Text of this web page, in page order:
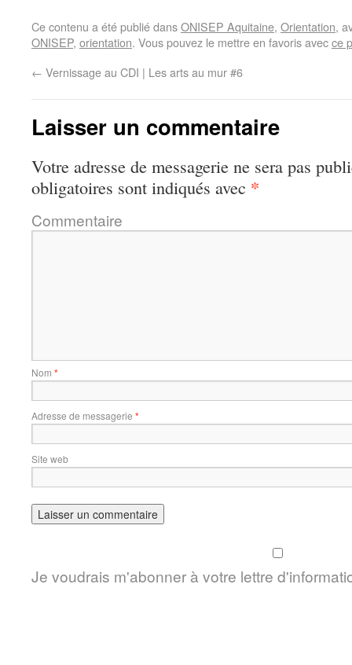
Ce contenu a été publié dansONISEP Aquitaine, Orientation,
ONISEP, orientation. Vous pouvez le mettre en favoris avecce
← Vernissage au CDI | Les arts au mur #6
Laisser un commentaire
Votre adresse de messagerie ne sera pas
obligatoires sont indiqués avec *
Commentaire
Nom *
Adresse de messagerie *
Site web
Je voudrais m'abonner à votre lettre